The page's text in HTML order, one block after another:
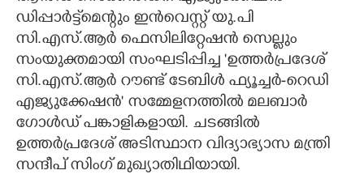
LITERATURE
ZOOM
CONTACT US
ഡിപ്പാർട്ട്മെന്റും ഇൻവെസ്റ്റ് യു.പി
സി.എസ്.ആർ ഫെസിലിറ്റേഷൻ സെല്ലും
സംയുക്തമായി സംഘടിപ്പിച്ച 'ഉത്തർപ്രദേശ്
സി.എസ്.ആർ റൗണ്ട് ടേബിൾ ഫ്യൂച്ചർ-റെഡി
എജ്യുക്കേഷൻ' സമ്മേളനത്തിൽ മലബാർ
ഗോൾഡ് പങ്കാളികളായി. ചടങ്ങിൽ
ഉത്തർപ്രദേശ് അടിസ്ഥാന വിദ്യാഭ്യാസ മന്ത്രി
സന്ദീപ് സിംഗ് മുഖ്യാതിഥിയായി.